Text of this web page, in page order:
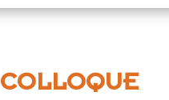
COLLOQUE